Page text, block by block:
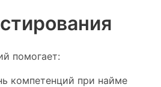
помогает:
компетенций при найме